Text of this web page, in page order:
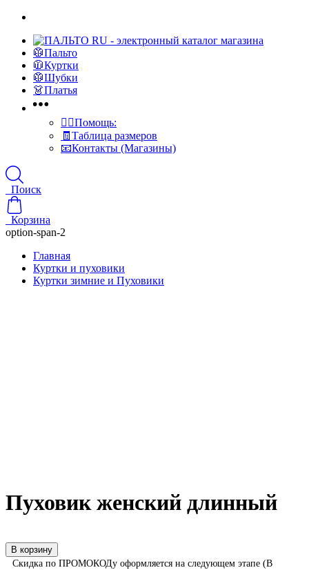
🥼Пальто
🧥Куртки
🥼Шубки
👗Платья
👍🏻Помощь:
🧾Таблица размеров
📧Контакты (Магазины)
Поиск
Корзина
option-span-2
Главная
Куртки и пуховики
Куртки зимние и Пуховики
Пуховик женский длинный
В корзину
Скидка по ПРОМОКОДу оформляется на следующем этапе (В